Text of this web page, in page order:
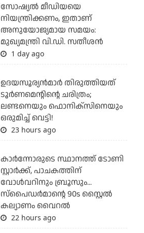
സോഷ്യല്‍ മീഡിയയെ
നിയന്ത്രിക്കണം, ഇതാണ്
അനുയോജ്യമായ സമയം:
മുഖ്യമന്ത്രി വി.ഡി. സതീശന്‍
1 day ago
ഉദയസൂര്യന്‍മാര്‍ തിരുത്തിയത്
ടൂര്‍ണമെന്റിന്റെ ചരിത്രം;
ലണ്ടനെയും ഫൊനിക്‌സിനെയും
ഒരുമിച്ച് വെട്ടി!
23 hours ago
കാര്‍ന്നോരുടെ സ്ഥാനത്ത് ടോണി
സ്റ്റാര്‍ക്ക്, പാചകത്തിന്
വോള്‍വറിനും ബ്രൂസും...
സ്‌പൈഡര്‍മാന്റെ 90s സ്റ്റൈല്‍
കല്യാണം വൈറല്‍
22 hours ago